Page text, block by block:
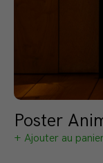
Poster
+ Ajouter au